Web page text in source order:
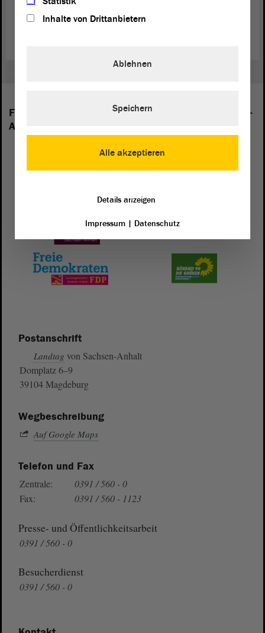
redhandday.org)
Folgende Fraktionen sind im Landtag von Sachsen-
Anhalt vertreten:
Postanschrift
Landtag von Sachsen-Anhalt
Domplatz 6–9
39104 Magdeburg
Wegbeschreibung
Auf Google Maps
Telefon und Fax
Zentrale:
0391 / 560 - 0
Fax:
0391 / 560 - 1123
Presse- und Öffentlichkeitsarbeit
0391 / 560 - 0
Besucherdienst
0391 / 560 - 0
Inhalte von Drittanbietern
Alle akzeptieren
Ablehnen
Speichern
Details anzeigen
Impressum| Datenschutz